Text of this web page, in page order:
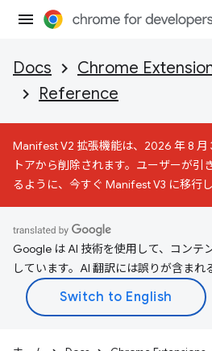
Docs Chrome
Reference
Manifest V2 拡張機能は、2026 年 8 月
トアから削除されます。ユーザーが引
るように、今すぐ Manifest V3 に移行
Google は AI 技術を使用して、コンテ
しています。AI 翻訳には誤りが含まれ